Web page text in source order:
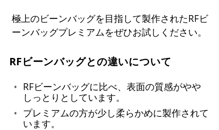
極上のビーンバッグを目指して製作されたRFビ
ーンバッグプレミアムをぜひお試しください。
RFビーンバッグとの違いについて
RFビーンバッグに比べ、表面の質感がやや
しっとりとしています。
プレミアムの方が少し柔らかめに製作されて
います。